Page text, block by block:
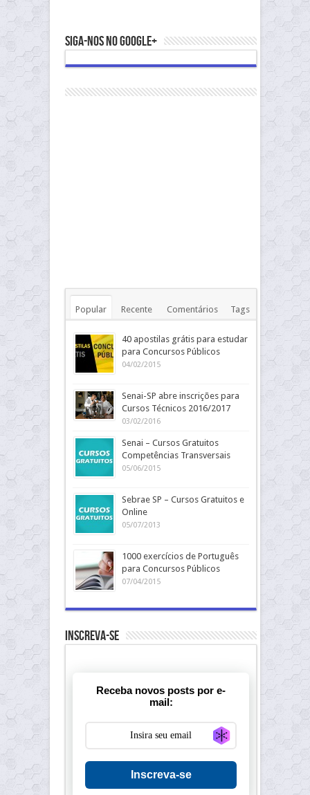
Siga-nos no Google+
Popular Recente Comentários Tags
40 apostilas grátis para estudar
para Concursos Públicos
04/02/2015
Senai-SP abre inscrições para
Cursos Técnicos 2016/2017
03/02/2016
Senai – Cursos Gratuitos
Competências Transversais
05/06/2015
Sebrae SP – Cursos Gratuitos e
Online
05/07/2013
1000 exercícios de Português
para Concursos Públicos
07/04/2015
Inscreva-se
Receba novos posts por e-
mail:
Inscreva-se